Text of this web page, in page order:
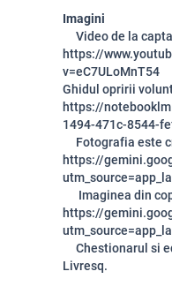
Imagini
Video de la
https://
v=eC7ULoMnT54
Ghidul opririi
https://
1494-471c-8544-
Fotografia este
https://
Imaginea din
https://
Chestionarul si
Livresq.